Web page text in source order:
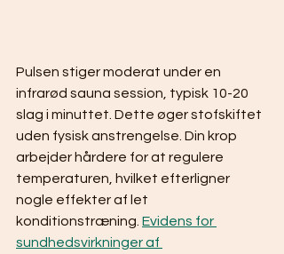
Pulsen stiger moderat under en
infrarød sauna session, typisk 10-20
slag i minuttet. Dette øger stofskiftet
uden fysisk anstrengelse. Din krop
arbejder hårdere for at regulere
temperaturen, hvilket efterligner
nogle effekter af let
konditionstræning. Evidens for
sundhedsvirkninger af